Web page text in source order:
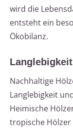
wird die
entsteht ein
Ökobilanz.
Nachhaltige
Langlebigkeit
Heimische
tropische